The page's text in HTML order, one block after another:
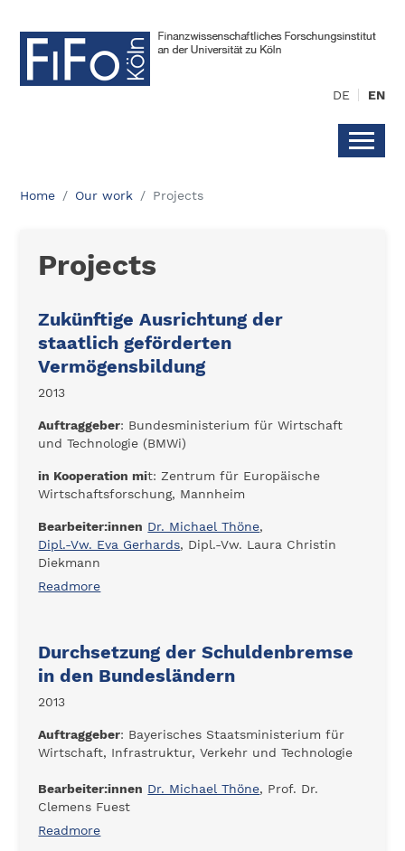
DE EN
Home Our work Projects
Projects
Zukünftige Ausrichtung der
staatlich geförderten
Vermögensbildung
2013
Auftraggeber: Bundesministerium für Wirtschaft
und Technologie (BMWi)
in Kooperation mit: Zentrum für Europäische
Wirtschaftsforschung, Mannheim
Bearbeiter:innen Dr. Michael Thöne,
Dipl.-Vw. Eva Gerhards, Dipl.-Vw. Laura Christin
Diekmann
Readmore
Durchsetzung der Schuldenbremse
in den Bundesländern
2013
Auftraggeber: Bayerisches Staatsministerium für
Wirtschaft, Infrastruktur, Verkehr und Technologie
Bearbeiter:innen Dr. Michael Thöne, Prof. Dr.
Clemens Fuest
Readmore